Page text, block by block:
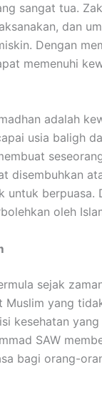
sangat tua.
dan
Dengan
memenuhi
adalah
usia baligh
disembuhkan
untuk berpuasa.
oleh
sejak
Muslim yang
kesehatan
SAW
bagi orang-